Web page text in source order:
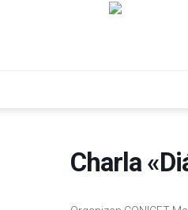
Charla